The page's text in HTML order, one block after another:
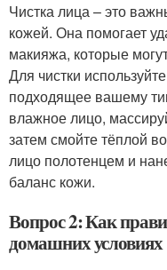
Чистка лица – это
кожей. Она помогает
макияжа, которые
Для чистки
подходящее вашему
влажное лицо,
затем смойте тёплой
лицо полотенцем и
баланс кожи.
Вопрос 2: Как
домашних условиях